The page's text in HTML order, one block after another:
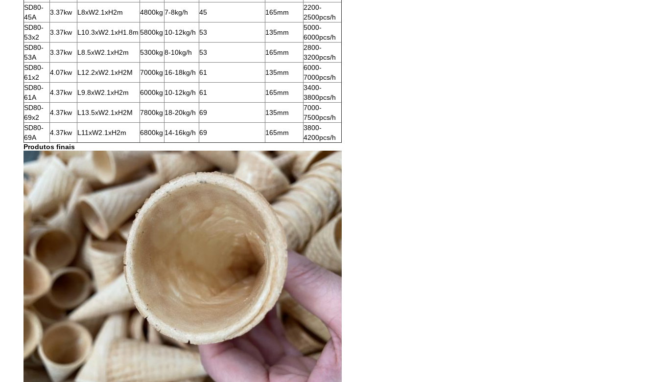
SD80-
45A
3.37kw L8xW2.1xH2m 4800kg 7-8kg/h 45 165mm
2200-
2500pcs/h
SD80-
53x2
3.37kw L10.3xW2.1xH1.8m 5800kg 10-12kg/h 53 135mm
5000-
6000pcs/h
SD80-
53A
3.37kw L8.5xW2.1xH2m 5300kg 8-10kg/h 53 165mm
2800-
3200pcs/h
SD80-
61x2
4.07kw L12.2xW2.1xH2M 7000kg 16-18kg/h 61 135mm
6000-
7000pcs/h
SD80-
61A
4.37kw L9.8xW2.1xH2m 6000kg 10-12kg/h 61 165mm
3400-
3800pcs/h
SD80-
69x2
4.37kw L13.5xW2.1xH2M 7800kg 18-20kg/h 69 135mm
7000-
7500pcs/h
SD80-
69A
4.37kw L11xW2.1xH2m 6800kg 14-16kg/h 69 165mm
3800-
4200pcs/h
Produtos finais